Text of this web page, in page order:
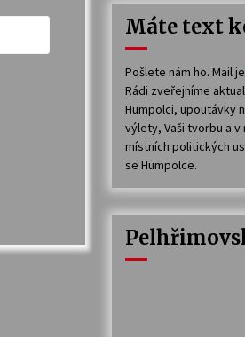
Máte text
Pošlete nám ho. Mail je
Rádi zveřejníme
Humpolci, upoutávky
výlety, Vaši tvorbu a
místních politických
se Humpolce.